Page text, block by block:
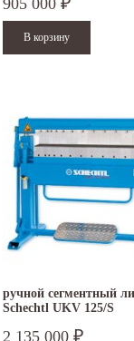
905 000 ₽
ручной сегментный
Schechtl UKV 125/S
2 135 000 ₽